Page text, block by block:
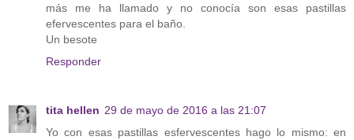
más me ha llamado y no conocía son esas pastillas
efervescentes para el baño.
Un besote
Responder
tita hellen 29 de mayo de 2016 a las 21:07
Yo con esas pastillas esfervescentes hago lo mismo: en